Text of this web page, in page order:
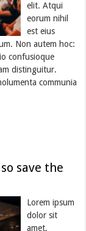
elit. Atqui
eorum nihil
est eius
Non autem hoc:
confusioque
distinguitur.
communia
save the
Lorem ipsum
dolor sit
amet,